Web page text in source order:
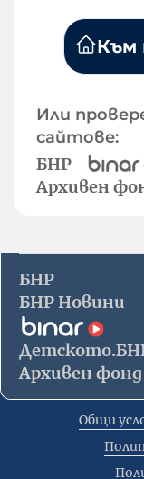
Към
Или
сайтове:
БНР
Архивен
БНР
БНР Новини
Архивен
Общи